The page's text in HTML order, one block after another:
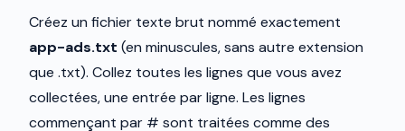
Créez un fichier texte brut nommé exactement
app-ads.txt (en minuscules, sans autre extension
que .txt). Collez toutes les lignes que vous avez
collectées, une entrée par ligne. Les lignes
commençant par # sont traitées comme des